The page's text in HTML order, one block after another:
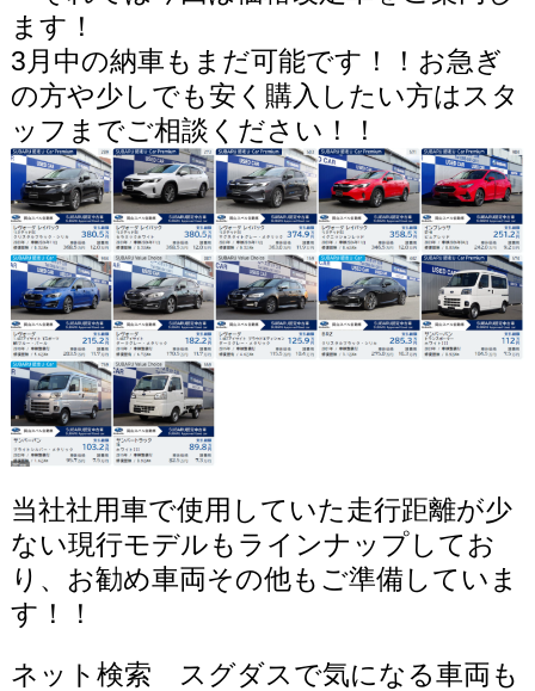
ます！
3月中の納車もまだ可能です！！ お急ぎ
の方や少しでも安く購入したい方は スタ
ッフまでご相談ください！！
当社社用車で使用していた走行距離が少
ない現行モデルもラインナップしてお
り、お勧め車両その他もご準備していま
す！！
ネット検索 スグダスで気になる車両も